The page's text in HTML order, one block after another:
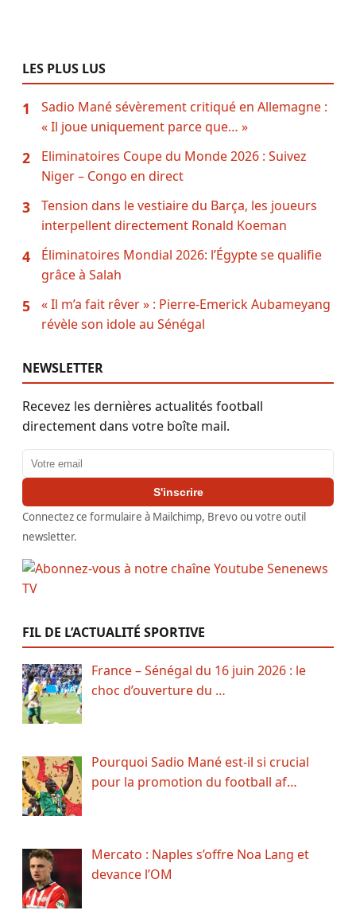
LES PLUS LUS
1
Sadio Mané sévèrement critiqué en Allemagne :
« Il joue uniquement parce que… »
2
Eliminatoires Coupe du Monde 2026 : Suivez
Niger – Congo en direct
3
Tension dans le vestiaire du Barça, les joueurs
interpellent directement Ronald Koeman
4
Éliminatoires Mondial 2026: l’Égypte se qualifie
grâce à Salah
5
« Il m’a fait rêver » : Pierre-Emerick Aubameyang
révèle son idole au Sénégal
NEWSLETTER
Recevez les dernières actualités football
directement dans votre boîte mail.
Adresse email
S'inscrire
Connectez ce formulaire à Mailchimp, Brevo ou votre outil
newsletter.
FIL DE L’ACTUALITÉ SPORTIVE
France – Sénégal du 16 juin 2026 : le
choc d’ouverture du …
Pourquoi Sadio Mané est-il si crucial
pour la promotion du football af…
Mercato : Naples s’offre Noa Lang et
devance l’OM